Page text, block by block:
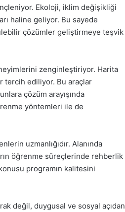
Ekoloji, iklim değişikliği
haline geliyor. Bu sayede
çözümler geliştirmeye teşvik
zenginleştiriyor. Harita
tercih ediliyor. Bu araçlar
çözüm arayışında
yöntemleri ile de
uzmanlığıdır. Alanında
öğrenme süreçlerinde rehberlik
programın kalitesini
değil, duygusal ve sosyal açıdan